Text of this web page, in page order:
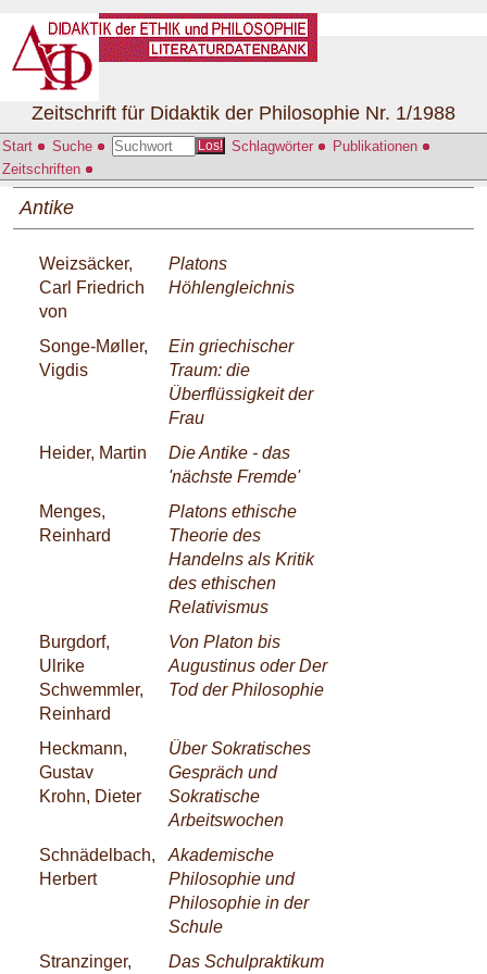
Start Suche Los! Schlagwörter
Publikationen
Zeitschriften
Zeitschrift für Didaktik der Philosophie Nr. 1/1988
Antike
Weizsäcker,
Carl Friedrich
von
Platons
Höhlengleichnis
Songe-Møller,
Vigdis
Ein griechischer
Traum: die
Überflüssigkeit der
Frau
Heider, Martin
Die Antike - das
'nächste Fremde'
Menges,
Reinhard
Platons ethische
Theorie des
Handelns als Kritik
des ethischen
Relativismus
Burgdorf,
Ulrike
Schwemmler,
Reinhard
Von Platon bis
Augustinus oder Der
Tod der Philosophie
Heckmann,
Gustav
Krohn, Dieter
Über Sokratisches
Gespräch und
Sokratische
Arbeitswochen
Schnädelbach,
Herbert
Akademische
Philosophie und
Philosophie in der
Schule
Stranzinger,
Das Schulpraktikum